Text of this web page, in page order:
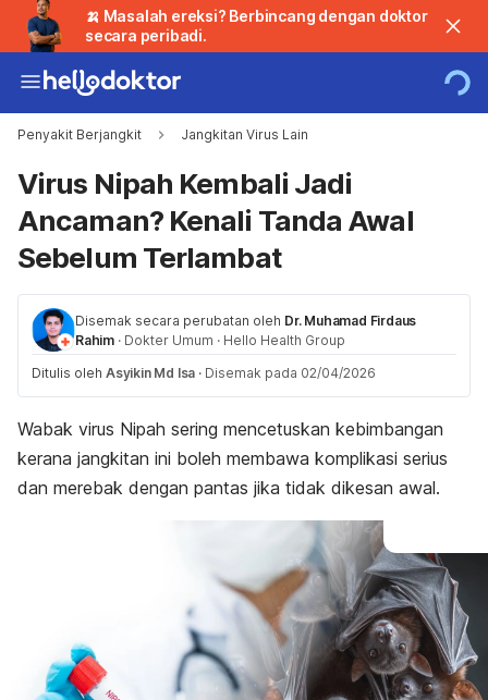
🍌 Masalah ereksi? Berbincang dengan doktor
secara peribadi.
Penyakit Berjangkit Jangkitan Virus Lain
Virus Nipah Kembali Jadi
Ancaman? Kenali Tanda Awal
Sebelum Terlambat
Disemak secara perubatan oleh Dr. Muhamad Firdaus
Rahim · Dokter Umum · Hello Health Group
Ditulis oleh Asyikin Md Isa · Disemak pada 02/04/2026
Wabak virus Nipah sering mencetuskan kebimbangan
kerana jangkitan ini boleh membawa komplikasi serius
dan merebak dengan pantas jika tidak dikesan awal.